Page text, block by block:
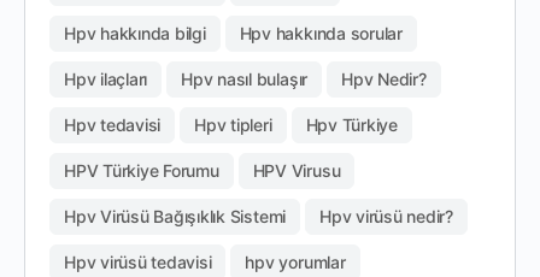
Hpv hakkında bilgi Hpv hakkında sorular
Hpv ilaçları Hpv nasıl bulaşır Hpv Nedir?
Hpv tedavisi Hpv tipleri Hpv Türkiye
HPV Türkiye Forumu HPV Virusu
Hpv Virüsü Bağışıklık Sistemi Hpv virüsü nedir?
Hpv virüsü tedavisi hpv yorumlar